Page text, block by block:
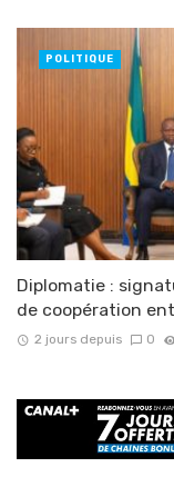
Diplomatie :
de coopération
2 jours depuis 0
POLITIQUE